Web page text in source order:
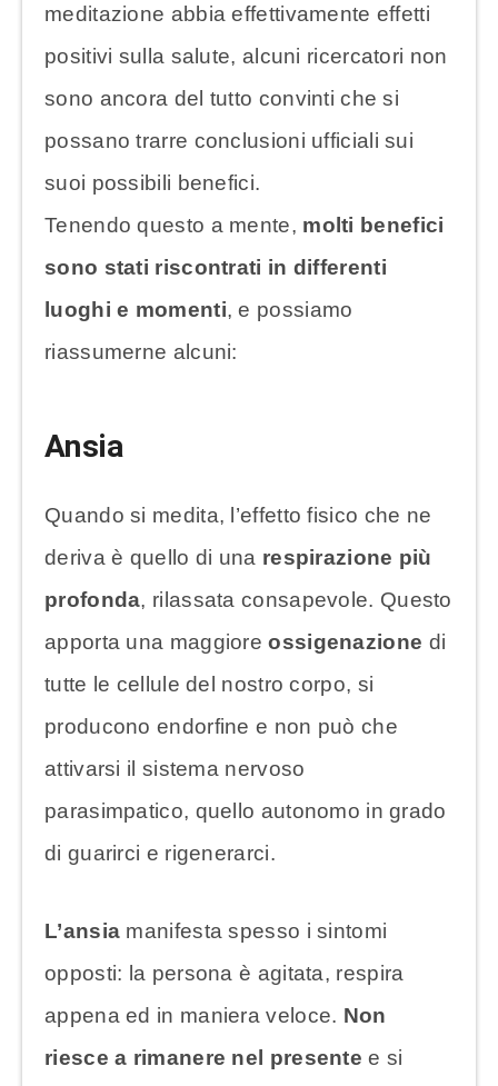
meditazione abbia effettivamente effetti
positivi sulla salute, alcuni ricercatori non
sono ancora del tutto convinti che si
possano trarre conclusioni ufficiali sui
suoi possibili benefici.
Tenendo questo a mente, molti benefici
sono stati riscontrati in differenti
luoghi e momenti, e possiamo
riassumerne alcuni:
Ansia
Quando si medita, l’effetto fisico che ne
deriva è quello di una respirazione più
profonda, rilassata consapevole. Questo
apporta una maggioreossigenazione di
tutte le cellule del nostro corpo, si
producono endorfine e non può che
attivarsi il sistema nervoso
parasimpatico, quello autonomo in grado
di guarirci e rigenerarci.
L’ansia manifesta spesso i sintomi
opposti: la persona è agitata, respira
appena ed in maniera veloce. Non
riesce a rimanere nel presente e si